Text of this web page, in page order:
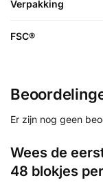
Verpakking
FSC®
Er zijn nog geen
Wees de
48 blokjes